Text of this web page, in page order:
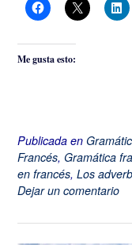
Me gusta esto:
Publicada en
Francés, Gramática
en francés, Los
Dejar un comentario